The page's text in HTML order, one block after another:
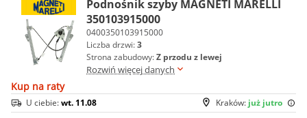
Podnośnik szyby MAGNETI MARELLI
350103915000
0400350103915000
Liczba drzwi:3
Strona zabudowy:Z przodu z lewej
Rozwiń więcej danych
Kup na raty
Kraków: już jutro
U ciebie:wt. 11.08